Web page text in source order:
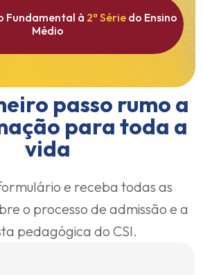
Fundamental à 2ª Série do Ensino
Médio
passo rumo a
para toda a
vida
e receba todas as
o processo de admissão e a
pedagógica do CSI.